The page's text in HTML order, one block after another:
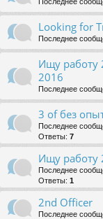
Looking for
Последнее
Ищу
2016
Последнее
3 of без
Последнее
Ответы: 7
Ищу
Последнее
Ответы: 1
2nd Officer
Последнее